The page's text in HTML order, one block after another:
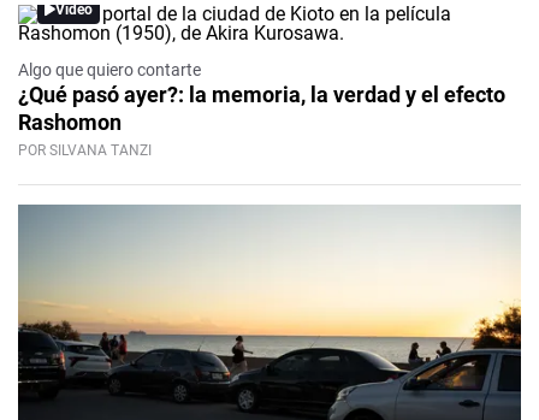
Video
Algo que quiero contarte
¿Qué pasó ayer?: la memoria, la verdad y el efecto
Rashomon
POR SILVANA TANZI